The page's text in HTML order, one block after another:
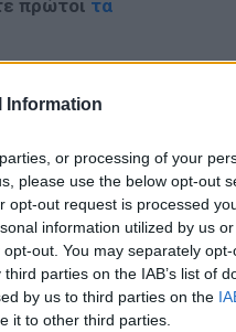
Information
or processing of your
please use the below opt-out
opt-out request is processed
information utilized by us
out. You may separately
parties on the IAB’s list of
by us to third parties on the
it to other third parties.
πρώτοι τα
κάνει κλικ!